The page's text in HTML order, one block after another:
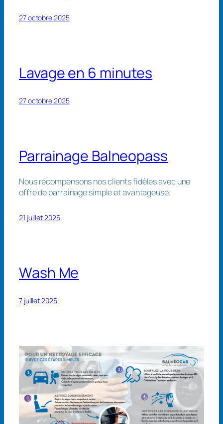
27 octobre 2025
Lavage en 6 minutes
27 octobre 2025
Parrainage Balneopass
Nous récompensons nos clients fidèles avec une
offre de parrainage simple et avantageuse.
21 juillet 2025
Wash Me
7 juillet 2025